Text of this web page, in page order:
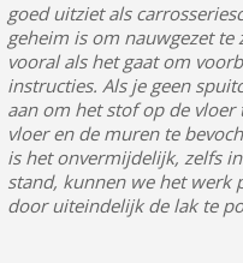
goed uitziet als
geheim is om nauwgezet te
vooral als het gaat om
instructies. Als je geen
aan om het stof op de
vloer en de muren te
is het onvermijdelijk, zelfs
stand, kunnen we het werk
door uiteindelijk de lak te